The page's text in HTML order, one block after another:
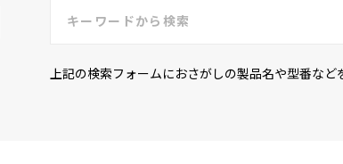
上記の検索フォームにおさがしの製品名や型番な